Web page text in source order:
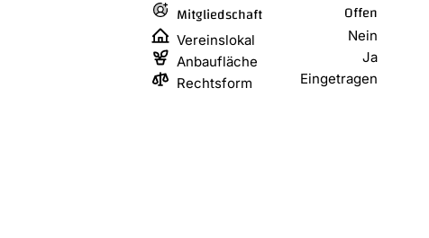
Mitgliedschaft Offen
Vereinslokal
Nein
Anbaufläche
Ja
Rechtsform
Eingetragen